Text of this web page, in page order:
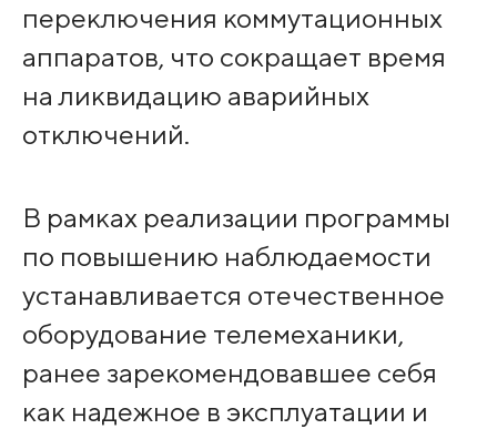
переключения коммутационных
аппаратов, что сокращает время
на ликвидацию аварийных
отключений.
В рамках реализации программы
по повышению наблюдаемости
устанавливается отечественное
оборудование телемеханики,
ранее зарекомендовавшее себя
как надежное в эксплуатации и